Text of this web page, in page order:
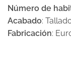
Número de
Acabado:
Fabricación: